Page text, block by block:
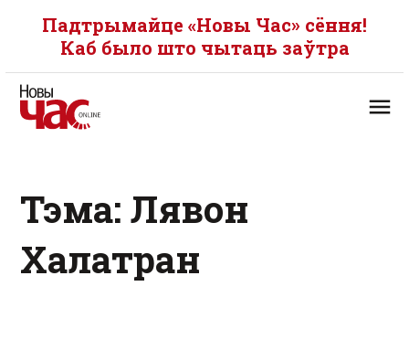
Падтрымайце «Новы Час» сёння!
Каб было што чытаць заўтра
Тэма: Лявон
Халатран